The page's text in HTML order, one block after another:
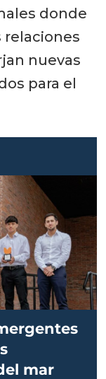
donde
relaciones
nuevas
para el
mar